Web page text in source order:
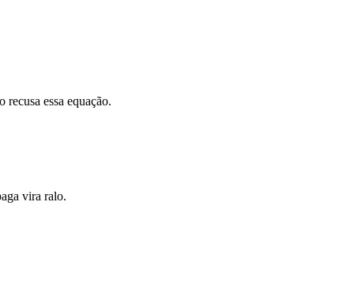
essa equação.
vira ralo.